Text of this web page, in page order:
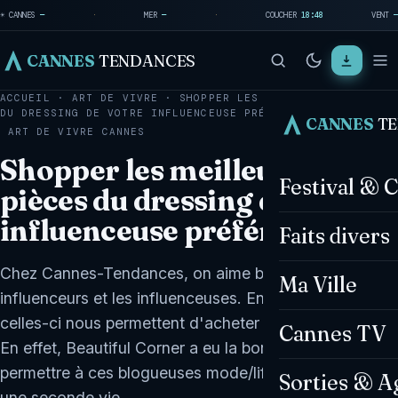
☀ CANNES — · MER— · COUCHER18:48 VENT —
CANNES TENDANCES
CANNES
Festival &
Faits divers
Ma Ville
Cannes TV
Sorties &
ACCUEIL · ART DE VIVRE · SHOPPER LES MEILLEURES PIÈCES
DU DRESSING DE VOTRE INFLUENCEUSE PRÉFÉRÉE…
ART DE VIVRE
CANNES
Shopper les meilleures
pièces du dressing de votre
influenceuse préférée !
Chez Cannes-Tendances, on aime bien les
influenceurs et les influenceuses. Encore plus quand
celles-ci nous permettent d'acheter leurs vêtements !
En effet, Beautiful Corner a eu la bonne idée de
permettre à ces blogueuses mode/lifestyle de donner